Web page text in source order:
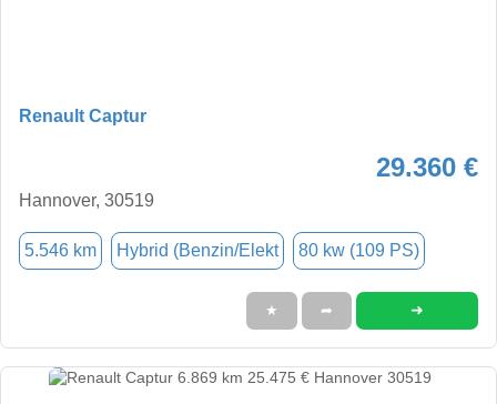
Renault Captur
29.360 €
Hannover, 30519
5.546 km Hybrid (Benzin/Elekt 80 kw (109 PS)
★ ➦ ➜